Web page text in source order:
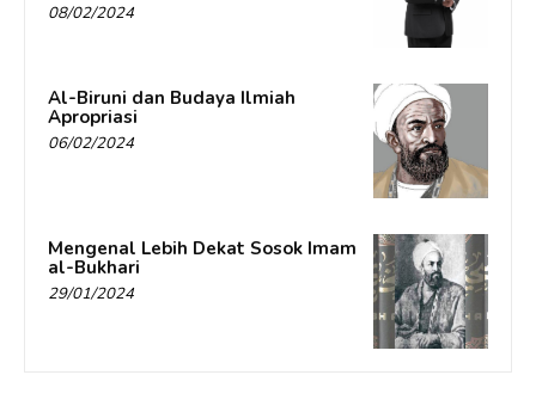
08/02/2024
Al-Biruni dan Budaya Ilmiah
Apropriasi
06/02/2024
Mengenal Lebih Dekat Sosok Imam
al-Bukhari
29/01/2024